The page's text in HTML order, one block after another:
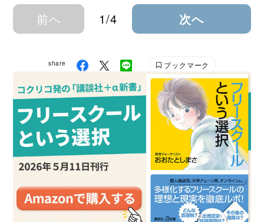
前へ 1/4 次へ
share ブックマーク